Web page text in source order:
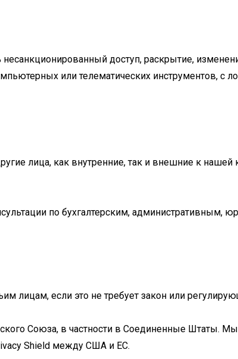
доступ, раскрытие,
или телематических инструментов, с
лица, как внутренние, так и внешние к нашей
по бухгалтерским, административным,
лицам, если это не требует закон или
Союза, в частности в Соединенные Штаты. Мы
Shield между США и ЕС.